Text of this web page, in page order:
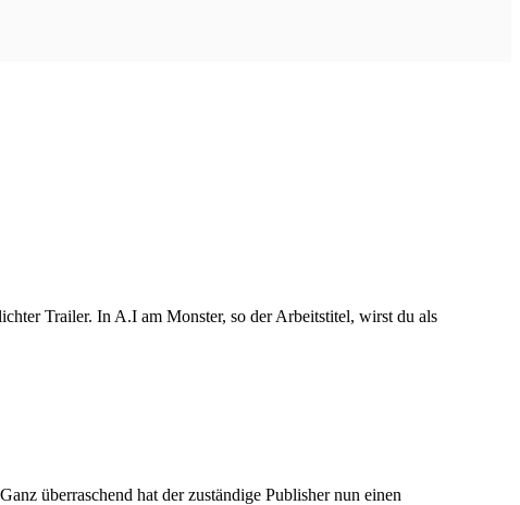
Trailer. In A.I am Monster, so der Arbeitstitel, wirst du als
überraschend hat der zuständige Publisher nun einen